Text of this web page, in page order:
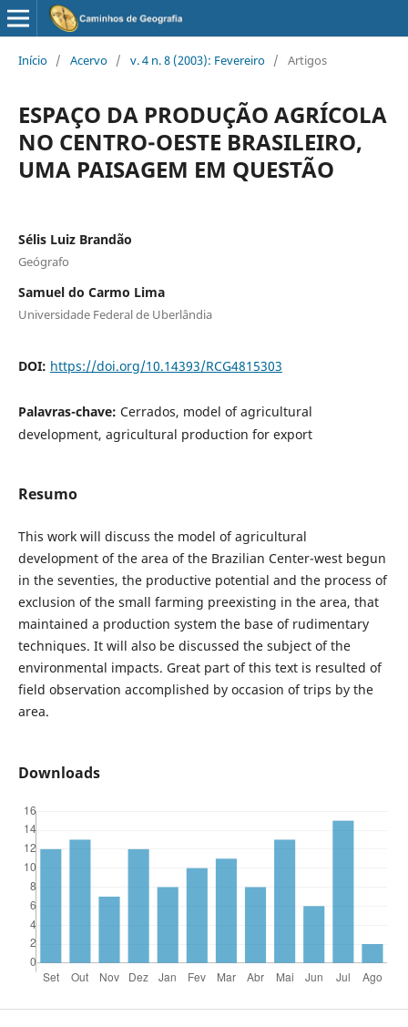
Início / Acervo / v. 4 n. 8 (2003): Fevereiro / Artigos
ESPAÇO DA PRODUÇÃO AGRÍCOLA
NO CENTRO-OESTE BRASILEIRO,
UMA PAISAGEM EM QUESTÃO
Sélis Luiz Brandão
Geógrafo
Samuel do Carmo Lima
Universidade Federal de Uberlândia
DOI: https://doi.org/10.14393/RCG4815303
Palavras-chave: Cerrados, model of agricultural
development, agricultural production for export
Resumo
This work will discuss the model of agricultural
development of the area of the Brazilian Center-west begun
in the seventies, the productive potential and the process of
exclusion of the small farming preexisting in the area, that
maintained a production system the base of rudimentary
techniques. It will also be discussed the subject of the
environmental impacts. Great part of this text is resulted of
field observation accomplished by occasion of trips by the
area.
Downloads